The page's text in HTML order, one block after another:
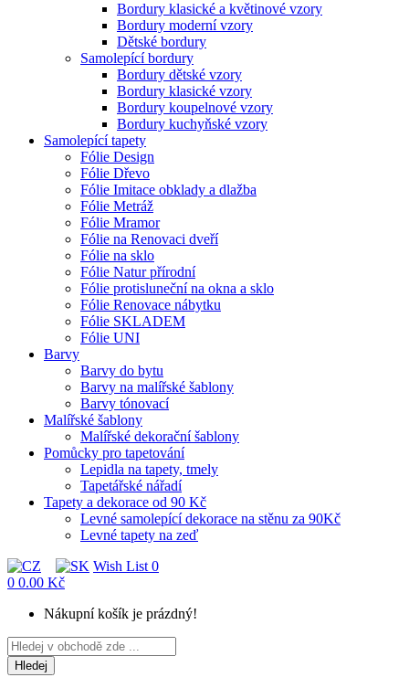
Bordury klasické a květinové vzory
Bordury moderní vzory
Dětské bordury
Samolepící bordury
Bordury dětské vzory
Bordury klasické vzory
Bordury koupelnové vzory
Bordury kuchyňské vzory
Samolepící tapety
Fólie Design
Fólie Dřevo
Fólie Imitace obklady a dlažba
Fólie Metráž
Fólie Mramor
Fólie na Renovaci dveří
Fólie na sklo
Fólie Natur přírodní
Fólie protisluneční na okna a sklo
Fólie Renovace nábytku
Fólie SKLADEM
Fólie UNI
Barvy
Barvy do bytu
Barvy na malířské šablony
Barvy tónovací
Malířské šablony
Malířské dekorační šablony
Pomůcky pro tapetování
Lepidla na tapety, tmely
Tapetářské nářadí
Tapety a dekorace od 90 Kč
Levné samolepící dekorace na stěnu za 90Kč
Levné tapety na zeď
Wish List 0
0 0.00 Kč
Nákupní košík je prázdný!
Hledej